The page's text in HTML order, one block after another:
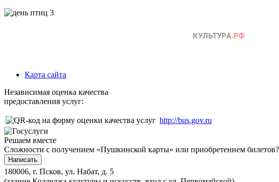
Карта сайта
Независимая оценка качества
предоставления услуг:
http://bus.gov.ru
Решаем вместе
Сложности с получением «Пушкинской карты» или приобретением
Написать
180006, г. Псков, ул. Набат, д. 5